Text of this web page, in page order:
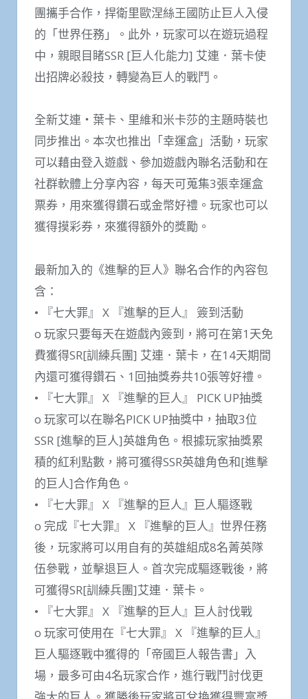
團攜手合作，捍衛里歐涅絲王國防止巨人入侵
的「世界任務」。此外，玩家可以在遊玩過程
中，親眼目睹SSR [巨人化能力] 艾連．葉卡使
出招牌必殺技，轉變為巨人的戰鬥。
全新艾連‧葉卡、里維和米卡莎的主題時裝也
同步推出。本次也推出「幸運盒」活動，玩家
可以藉由登入遊戲、參加遊戲內聯名活動和在
社群軟體上分享內容，每天可蒐集3張幸運盒
票券，用來獲得鑽石或金幣好禮。玩家也可以
獲得摸彩券，來獲得額外的獎勵。
最新加入的《進擊的巨人》聯名合作的內容包
含：
• 『七大罪』 X 『進擊的巨人』 簽到活動
o 玩家只要每天在遊戲內簽到，將可在第1天免
費獲得SR[訓練兵團] 艾連．葉卡，在14天期間
內還可獲得鑽石、1回抽獎券共10張等好禮。
• 『七大罪』 X 『進擊的巨人』 PICK UP抽獎
o 玩家可以在聯名PICK UP抽獎中，抽取3位
SSR [進擊的巨人]英雄角色。根據玩家抽獎累
積的紅利點數，將可獲得SSR英雄角色和[進擊
的巨人]合作角色。
• 『七大罪』 X 『進擊的巨人』巨人驅逐戰
o 完成『七大罪』 X 『進擊的巨人』世界任務
後，玩家將可以用自有的英雄組成8名菁英隊
伍參戰，並擊退巨人。首次完成驅逐戰後，將
可獲得SR[訓練兵團]艾連．葉卡。
• 『七大罪』 X 『進擊的巨人』巨人討伐戰
o 玩家可使用在『七大罪』 X 『進擊的巨人』
巨人驅逐戰中獲得的「帝國巨人報告書」入
場，最多可由4名玩家合作，進行戰鬥討伐更